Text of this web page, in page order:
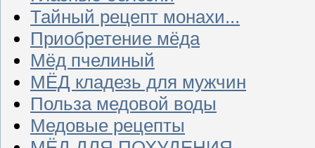
Тайный рецепт монахи...
Приобретение мёда
Мёд пчелиный
МЁД кладезь для мужчин
Польза медовой воды
Медовые рецепты